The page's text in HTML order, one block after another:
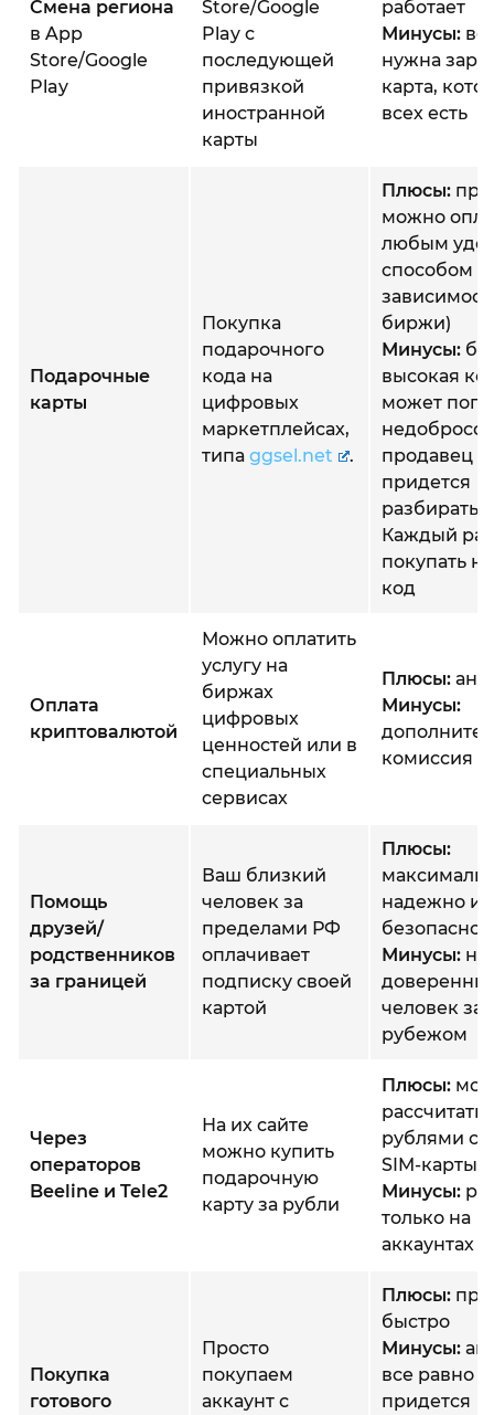
Смена региона
в App
Store/Google
Play
Store/Google
Play с
последующей
привязкой
иностранной
карты
работает
Минусы:
нужна
карта,
всех есть
Подарочные
карты
Покупка
подарочного
кода на
цифровых
маркетплейсах,
типа ggsel.net .
Плюсы:
можно
любым
способом (в
биржи)
Минусы:
высокая
может
продавец и
придется
Каждый
покупать
код
Оплата
криптовалютой
Можно оплатить
услугу на
биржах
цифровых
ценностей или в
специальных
сервисах
Плюсы:
Минусы:
комиссия
Помощь
друзей/
родственников
за границей
Ваш близкий
человек за
пределами РФ
оплачивает
подписку своей
картой
Плюсы:
надежно и
безопасно
Минусы:
человек за
рубежом
Через
операторов
Beeline и Tele2
На их сайте
можно купить
подарочную
карту за рубли
Плюсы:
рублями с
SIM-карты
Минусы:
только на
аккаунтах
Покупка
готового
Просто
покупаем
аккаунт с
Плюсы:
быстро
Минусы:
все равно
придется